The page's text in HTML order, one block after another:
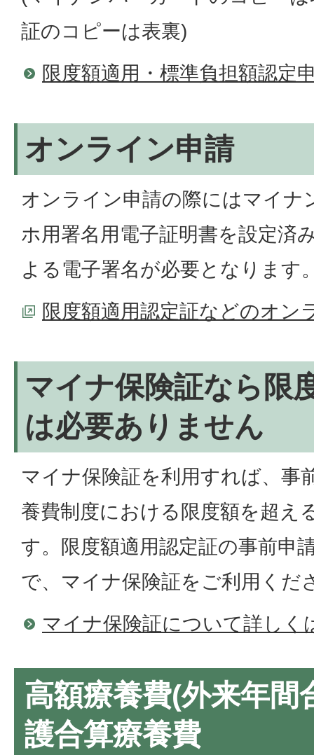
証のコピーは表裏)
限度額適用・標準負担額認定
オンライン申請
オンライン申請の際にはマイナ
ホ用署名用電子証明書を設定済
よる電子署名が必要となります
限度額適用認定証などのオン
マイナ保険証なら限
は必要ありません
マイナ保険証を利用すれば、事
養費制度における限度額を超え
す。限度額適用認定証の事前申
で、マイナ保険証をご利用くだ
マイナ保険証について詳しく
高額療養費(外来年間
護合算療養費